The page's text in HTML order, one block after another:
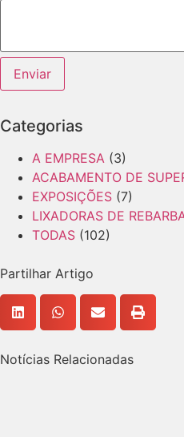
Empresa
Layout
Nome
Enviar
Categorias
A EMPRESA (3)
ACABAMENTO DE
EXPOSIÇÕES (7)
LIXADORAS DE
TODAS (102)
Partilhar Artigo
Notícias Relacionadas